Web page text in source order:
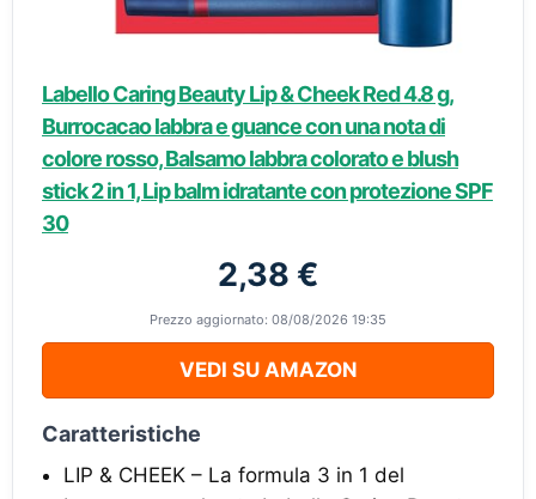
Labello Caring Beauty Lip & Cheek Red 4.8 g,
Burrocacao labbra e guance con una nota di
colore rosso, Balsamo labbra colorato e blush
stick 2 in 1, Lip balm idratante con protezione SPF
30
2,38 €
Prezzo aggiornato: 08/08/2026 19:35
VEDI SU AMAZON
Caratteristiche
LIP & CHEEK – La formula 3 in 1 del